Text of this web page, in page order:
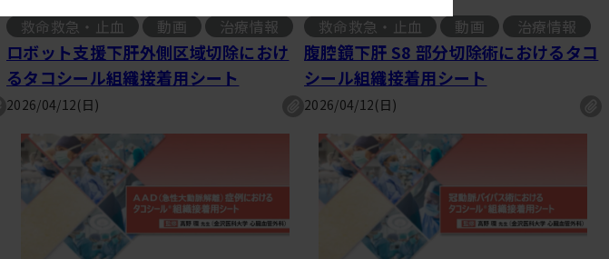
救命救急・止血 動画
, 治療情報
ロボット支援下肝外側区域切除におけ
るタコシール組織接着用シート
2026/04/12(日)
救命救急・止血 動画
, 治療情報
腹腔鏡下肝 S8 部分切除術におけるタコ
シール組織接着用シート
2026/04/12(日)